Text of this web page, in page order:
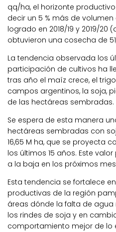
qq/ha, el horizonte
decir un 5 % más de
logrado en 2018/19 y 2019/
obtuvieron una cosecha de
La tendencia observada los
participación de cultivos ha
tras año el maíz crece, el
campos argentinos, la soja,
de las hectáreas sembradas.
Se espera de esta manera
hectáreas sembradas con
16,65 M ha, que se proyecta
los últimos 15 años. Este
a la baja en los próximos
Esta tendencia se fortalece
productivas de la región
áreas dónde la falta de
los rindes de soja y en
comportamiento mejor de lo